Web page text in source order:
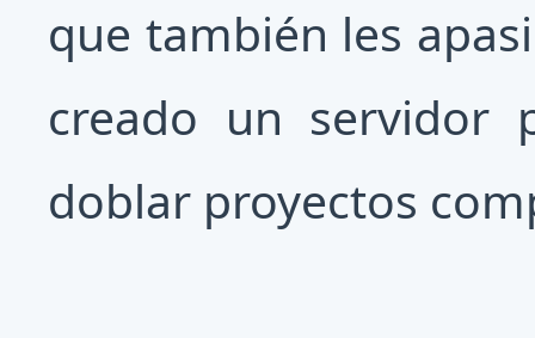
que también les
creado un servidor
doblar proyectos